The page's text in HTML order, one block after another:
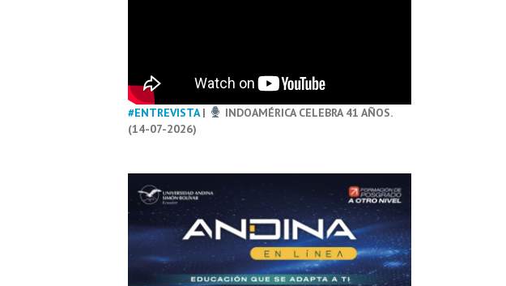
#ENTREVISTA|
INDOAMÉRICA CELEBRA 41 AÑOS.
(14-07-2026)